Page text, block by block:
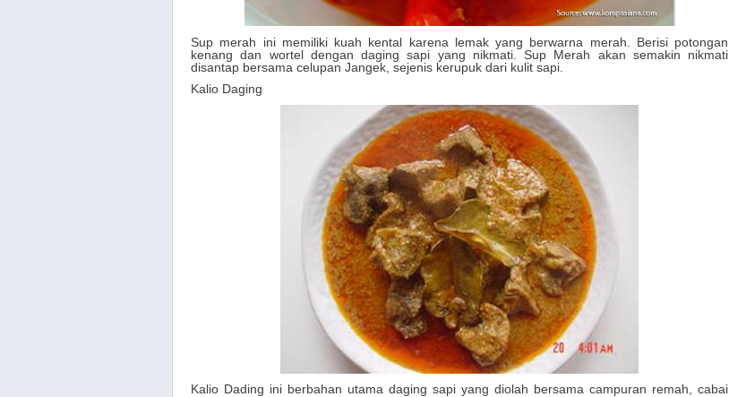
Sup merah ini memiliki kuah kental karena lemak yang berwarna merah. Berisi potongan
kenang dan wortel dengan daging sapi yang nikmati. Sup Merah akan semakin nikmati
disantap bersama celupan Jangek, sejenis kerupuk dari kulit sapi.
Kalio Daging
Kalio Dading ini berbahan utama daging sapi yang diolah bersama campuran remah, cabai